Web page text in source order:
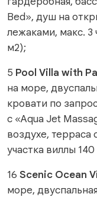
Bed», душ на
лежаками, макс. 3
м2);
5 Pool Villa with
на море,
кровати по
с «Aqua Jet
воздухе, терраса
участка виллы
16 Scenic Ocean
море,